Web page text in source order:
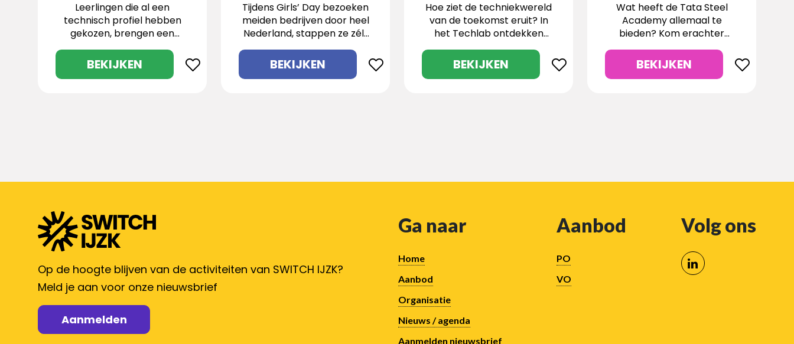
Leerlingen die al een
technisch profiel hebben
gekozen, brengen een
bezoek aan de Tata Steel
Academy om te zien wat
er allemaal mogelijk is
BEKIJKEN
Tijdens Girls’ Day bezoeken
meiden bedrijven door heel
Nederland, stappen ze zélf
de werkvloer op en
ontdekken ze al doende
welke toffe carrièrekansen
BEKIJKEN
Hoe ziet de techniekwereld
van de toekomst eruit? In
het Techlab ontdekken
leerlingen het zelf door te
programmeren,
ontwerpen, testen en
BEKIJKEN
Wat heeft de Tata Steel
Academy allemaal te
bieden? Kom erachter
tijdens een bedrijfsbezoek!
BEKIJKEN
Op de hoogte blijven van de activiteiten van SWITCH IJZK?
Meld je aan voor onze nieuwsbrief
Aanmelden
Ga naar
Home
Aanbod
Organisatie
Nieuws / agenda
Aanmelden nieuwsbrief
Aanbod
PO
VO
Volg ons